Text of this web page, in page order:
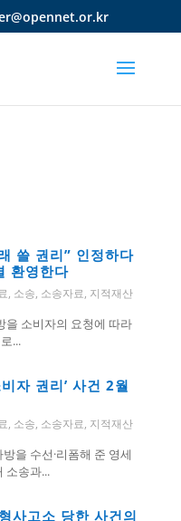
쓸 권리” 인정하다
환영한다
, 소송, 소송자료, 지적재산
을 소비자의 요청에 따라
...
자 권리’ 사건 2월
, 소송, 소송자료, 지적재산
을 수선·리폼해 준 영세
소송과...
사고소 당한 사건의